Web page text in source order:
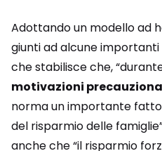
Adottando un modello ad
giunti ad alcune
che stabilisce che,
motivazioni
norma un importante
del risparmio delle
anche che “il risparmio